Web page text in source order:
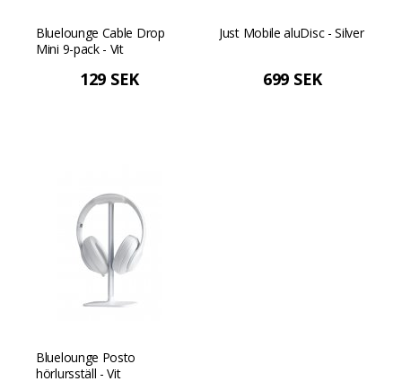
Bluelounge Cable Drop
Mini 9-pack - Vit
129 SEK
Just Mobile aluDisc - Silver
699 SEK
Bluelounge Posto
hörlursställ - Vit